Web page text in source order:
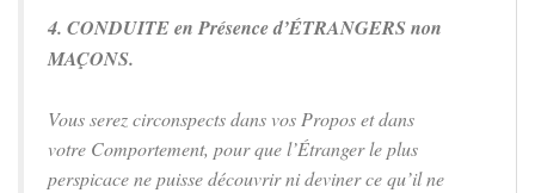
4. CONDUITE en Présence d’ÉTRANGERS non
MAÇONS.
Vous serez circonspects dans vos Propos et dans
votre Comportement, pour que l’Étranger le plus
perspicace ne puisse découvrir ni deviner ce qu’il ne